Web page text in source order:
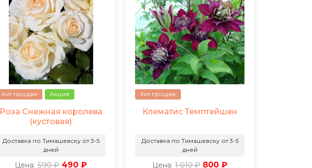
Хит продаж Акция
Роза Снежная королева
(кустовая)
Доставка по Тимашевску от 3-5
дней
Цена: 590 ₽ 490 ₽
Хит продаж
Клематис Темптейшен
Доставка по Тимашевску от 3-5
дней
Цена: 1 010 ₽ 800 ₽